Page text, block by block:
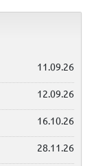
11.09.26
12.09.26
16.10.26
28.11.26